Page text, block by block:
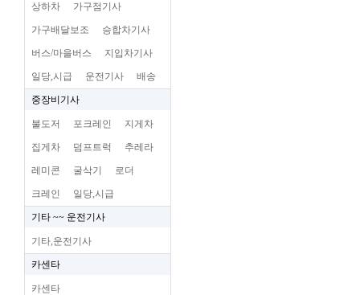
상하차 가구점기사
가구배달보조 승합차기사
버스/마을버스 지입차기사
일당,시급 운전기사 배송
중장비기사
불도저 포크레인 지게차
집게차 덤프트럭 추레라
레미콘 굴삭기 로더
크레인 일당,시급
기타 ~~ 운전기사
기타,운전기사
카센타
카센타